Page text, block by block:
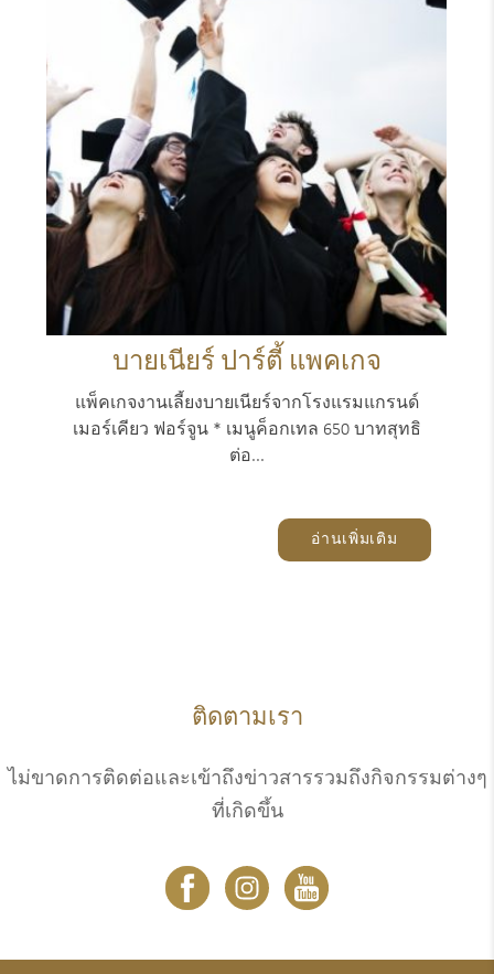
บายเนียร์ ปาร์ตี้ แพคเกจ
แพ็คเกจงานเลี้ยงบายเนียร์จากโรงแรมแกรนด์
เมอร์เคียว ฟอร์จูน * เมนูค็อกเทล 650 บาทสุทธิ
ต่อ...
อ่านเพิ่มเติม
ติดตามเรา
ไม่ขาดการติดต่อและเข้าถึงข่าวสารรวมถึงกิจกรรมต่างๆ
ที่เกิดขึ้น